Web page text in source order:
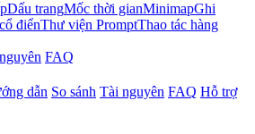
Dấu trangMốc thời gianMinimapGhi
điểnThư viện PromptThao tác hàng
FAQ
dẫn So sánh Tài nguyên FAQ Hỗ trợ